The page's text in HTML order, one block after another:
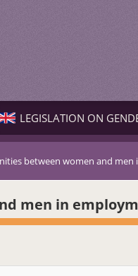
LEGISLATION ON
between women and
men in